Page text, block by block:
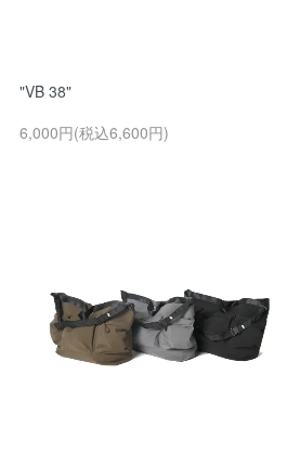
"VB 38"
6,000円(税込6,600円)